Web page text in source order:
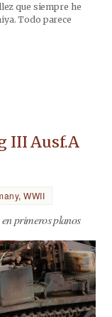
que siempre he
Todo parece
III Ausf.A
,WWII
primeros planos